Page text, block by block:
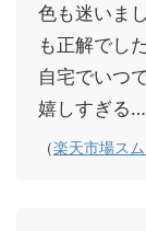
色も迷いま
も正解でし
自宅でいつ
嬉しすぎる…
（楽天市場ス